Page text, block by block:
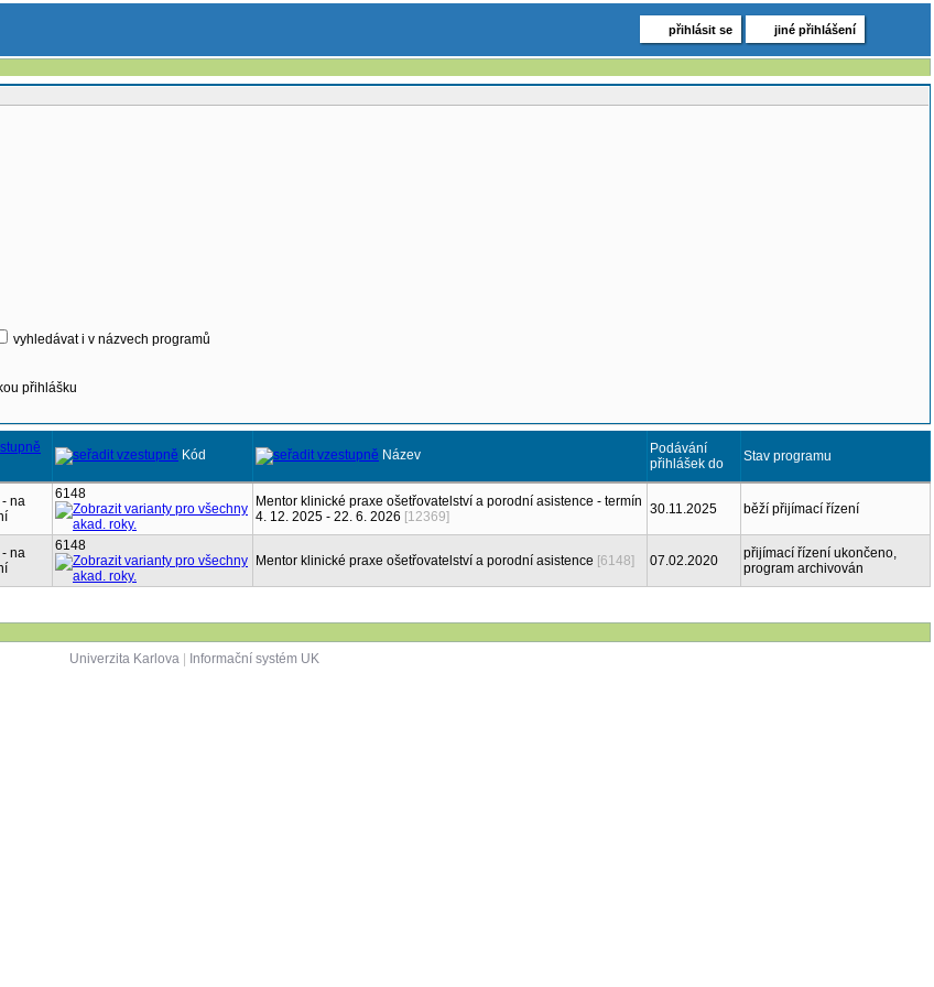
přihlásit se jiné přihlášení
vyhledávat i v názvech programů
přihlášku
Kód Název
Podávání
přihlášek do
Stav programu
- na
6148
Mentor klinické praxe ošetřovatelství a porodní asistence - termín
4. 12. 2025 - 22. 6. 2026 [12369] 30.11.2025 běží přijímací řízení
- na
6148
Mentor klinické praxe ošetřovatelství a porodní asistence [6148] 07.02.2020
přijímací řízení ukončeno,
program archivován
Univerzita Karlova| Informační systém UK